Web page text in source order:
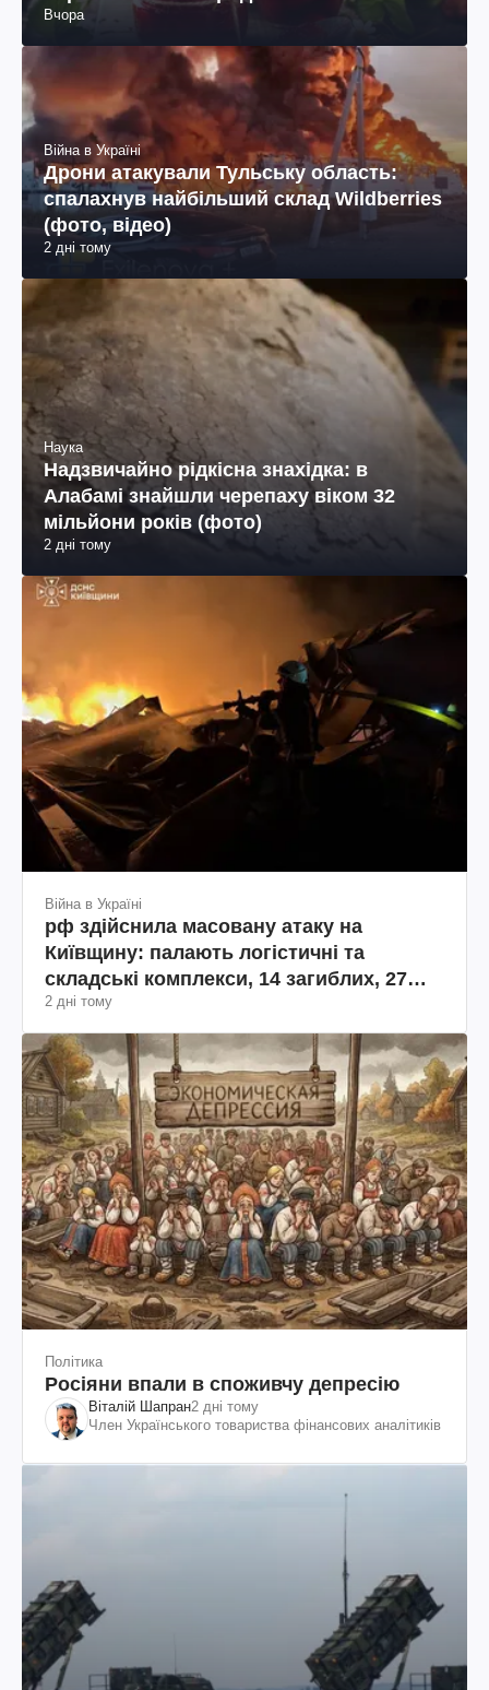
Вчора
Війна в Україні
Дрони атакували Тульську область:
спалахнув найбільший склад Wildberries
(фото, відео)
2 дні тому
Наука
Надзвичайно рідкісна знахідка: в
Алабамі знайшли черепаху віком 32
мільйони років (фото)
2 дні тому
Війна в Україні
рф здійснила масовану атаку на
Київщину: палають логістичні та
складські комплекси, 14 загиблих, 27
поранених (фото, відео)
2 дні тому
Політика
Росіяни впали в споживчу депресію
Віталій Шапран2 дні тому
Член Українського товариства фінансових аналітиків